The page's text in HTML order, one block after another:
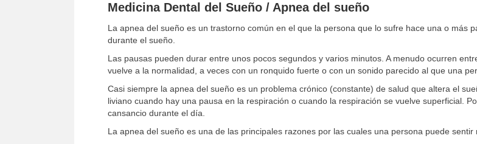
Medicina Dental del Sueño / Apnea del sueño
La apnea del sueño es un trastorno común en el que la persona que lo sufre hace una o más
durante el sueño.
Las pausas pueden durar entre unos pocos segundos y varios minutos. A menudo ocurren
vuelve a la normalidad, a veces con un ronquido fuerte o con un sonido parecido al que una
Casi siempre la apnea del sueño es un problema crónico (constante) de salud que altera el
liviano cuando hay una pausa en la respiración o cuando la respiración se vuelve superficial.
cansancio durante el día.
La apnea del sueño es una de las principales razones por las cuales una persona puede sentir